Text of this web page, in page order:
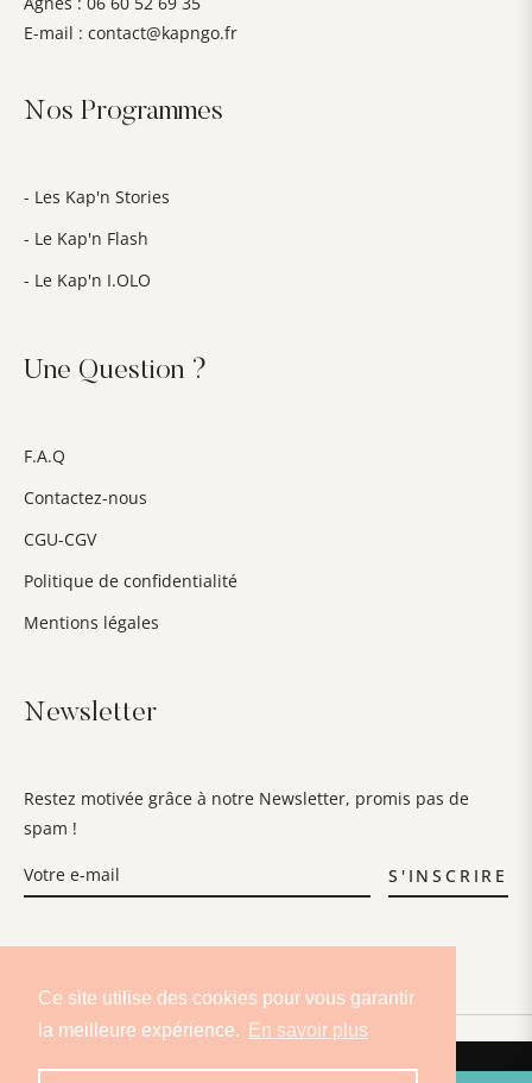
Ce site utilise des cookies pour vous garantir
la meilleure expérience.
En savoir plus
E-mail : contact@kapngo.fr
Nos Programmes
- Les Kap'n Stories
- Le Kap'n Flash
- Le Kap'n I.OLO
Une Question ?
F.A.Q
Contactez-nous
CGU-CGV
Politique de confidentialité
Mentions légales
Newsletter
Restez motivée grâce à notre Newsletter, promis pas de
spam !
S'INSCRIRE
This website uses cookies to ensure you get the best